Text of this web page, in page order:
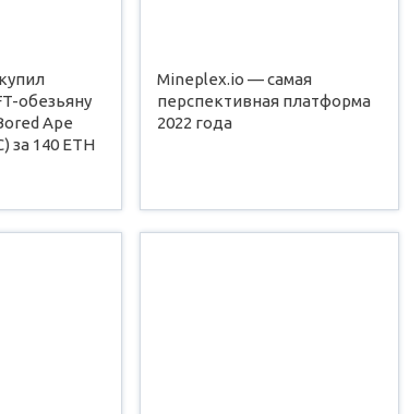
обезьяну
Ape
за 140 ETH
Mineplex.io — самая
перспективная платформа
2022 года